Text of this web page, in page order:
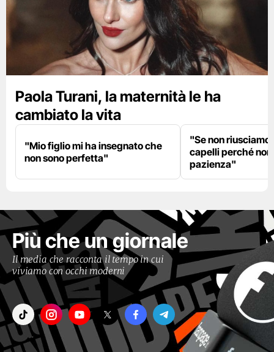
Paola Turani, la maternità le ha
cambiato la vita
"Mio figlio mi ha insegnato che
non sono perfetta"
"Se non riusciamo
capelli perché
pazienza"
Più che un giornale
Il media che racconta il tempo in cui
viviamo con occhi moderni